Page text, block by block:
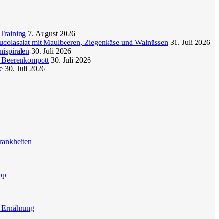
7. August 2026
mit Maulbeeren, Ziegenkäse und Walnüssen 31. Juli 2026
30. Juli 2026
30. Juli 2026
30. Juli 2026